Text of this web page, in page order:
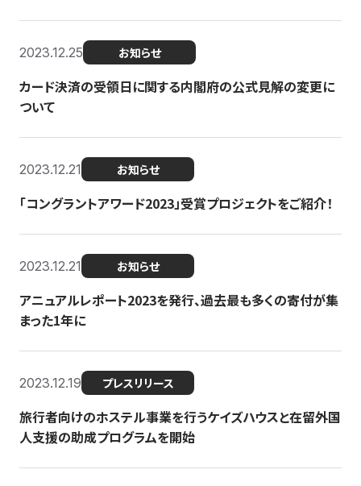
2023.12.25 お知らせ
カード決済の受領日に関する内閣府の公式見解の変更に
ついて
2023.12.21 お知らせ
「コングラントアワード2023」受賞プロジェクトをご紹介！
2023.12.21 お知らせ
アニュアルレポート2023を発行、過去最も多くの寄付が集
まった1年に
2023.12.19 プレスリリース
旅行者向けのホステル事業を行うケイズハウスと在留外国
人支援の助成プログラムを開始